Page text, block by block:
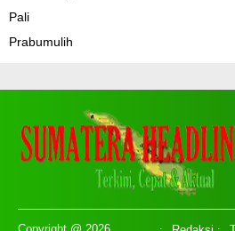
Pali
Prabumulih